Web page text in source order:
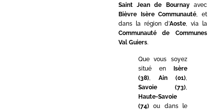
Saint Jean de Bournayavec
Bièvre Isère Communauté, et
dans la région d’Aoste, via la
Communauté de Communes
Val Guiers.
Que vous soyez
situé en Isère
(38), Ain (01)
Savoie (73)
Haute-Savoie
(74)ou dans le